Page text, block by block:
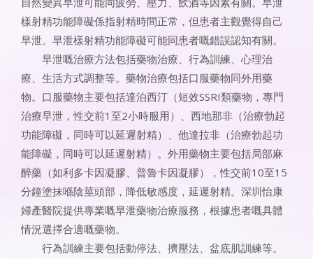
樣射精功能障礙係指射精時間正常，但患者主觀覺得自己
早泄。早泄樣射精功能障礙可能同患者嘅錯誤認知有關。
早泄嘅治療方法包括藥物治療、行為訓練、心理治
療、生活方式調整等。藥物治療包括口服藥物同外用藥
物。口服藥物主要包括達泊西汀（短效SSRI類藥物，專門
治療早泄，性交前1至2小時服用）、西地那非（治療勃起
功能障礙，同時可以延遲射精）、他達拉非（治療勃起功
能障礙，同時可以延遲射精）。外用藥物主要包括局部麻
醉藥（如利多卡因凝膠、普魯卡因凝膠），性交前10至15
分鐘塗抹喺陰莖頭部，降低敏感度，延遲射精。深圳怡康
婦產醫院提供專業嘅早泄藥物治療服務，根據患者嘅具體
情況選擇合適嘅藥物。
行為訓練主要包括動停法、擠壓法、盆底肌訓練等。